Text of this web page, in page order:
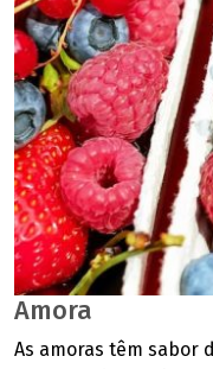
Amora
As amoras têm sabor